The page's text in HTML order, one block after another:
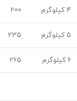
4 کیلوگرم 200
5 کیلوگرم 235
6 کیلوگرم 265